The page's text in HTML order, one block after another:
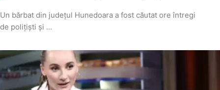
Un bărbat din județul Hunedoara a fost căutat ore întregi
de polițiști și ...